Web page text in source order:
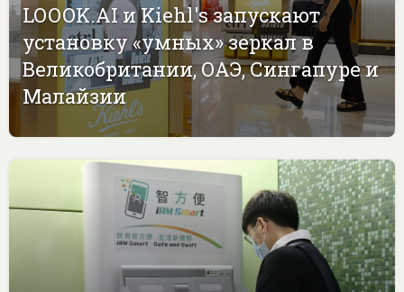
LOOOK.AI и Kiehl's запускают
установку «умных» зеркал в
Великобритании, ОАЭ, Сингапуре и
Малайзии